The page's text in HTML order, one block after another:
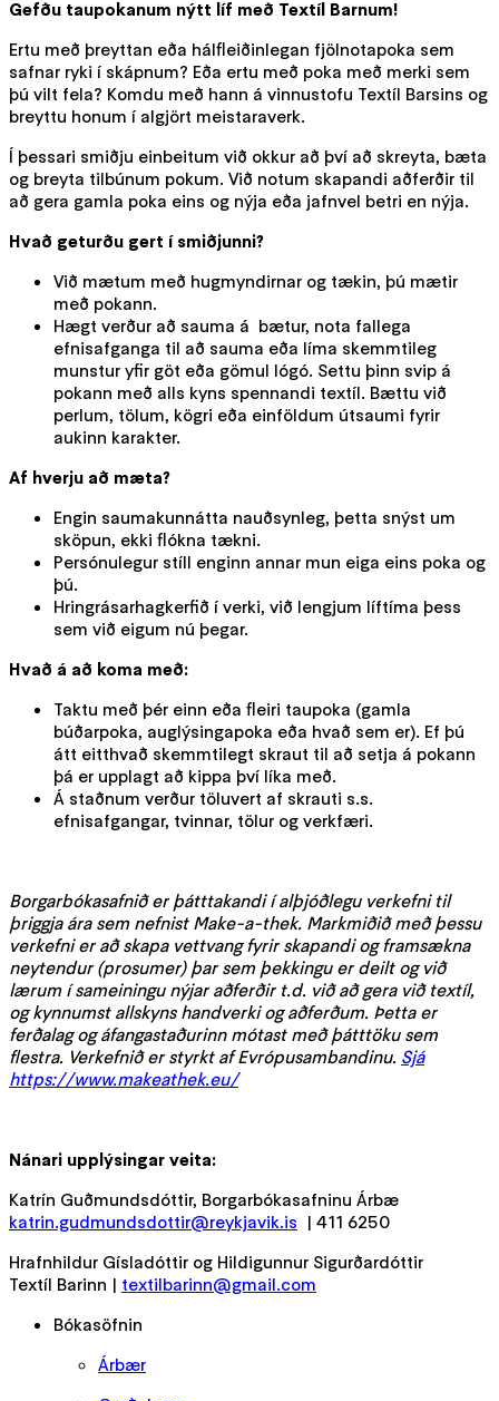
Gefðu taupokanum nýtt líf með Textíl Barnum!
Ertu með þreyttan eða hálfleiðinlegan fjölnotapoka sem
safnar ryki í skápnum? Eða ertu með poka með merki sem
þú vilt fela? Komdu með hann á vinnustofu Textíl Barsins og
breyttu honum í algjört meistaraverk.
Í þessari smiðju einbeitum við okkur að því að skreyta, bæta
og breyta tilbúnum pokum. Við notum skapandi aðferðir til
að gera gamla poka eins og nýja eða jafnvel betri en nýja.
Hvað geturðu gert í smiðjunni?
Við mætum með hugmyndirnar og tækin, þú mætir
með pokann.
Hægt verður að sauma á bætur, nota fallega
efnisafganga til að sauma eða líma skemmtileg
munstur yfir göt eða gömul lógó. Settu þinn svip á
pokann með alls kyns spennandi textíl. Bættu við
perlum, tölum, kögri eða einföldum útsaumi fyrir
aukinn karakter.
Af hverju að mæta?
Engin saumakunnátta nauðsynleg, þetta snýst um
sköpun, ekki flókna tækni.
Persónulegur stíll enginn annar mun eiga eins poka og
þú.
Hringrásarhagkerfið í verki, við lengjum líftíma þess
sem við eigum nú þegar.
Hvað á að koma með:
Taktu með þér einn eða fleiri taupoka (gamla
búðarpoka, auglýsingapoka eða hvað sem er). Ef þú
átt eitthvað skemmtilegt skraut til að setja á pokann
þá er upplagt að kippa því líka með.
Á staðnum verður töluvert af skrauti s.s.
efnisafgangar, tvinnar, tölur og verkfæri.
Borgarbókasafnið er þátttakandi í alþjóðlegu verkefni til
þriggja ára sem nefnist Make-a-thek. Markmiðið með þessu
verkefni er að skapa vettvang fyrir skapandi og framsækna
neytendur (prosumer) þar sem þekkingu er deilt og við
lærum í sameiningu nýjar aðferðir t.d. við að gera við textíl,
og kynnumst allskyns handverki og aðferðum. Þetta er
ferðalag og áfangastaðurinn mótast með þátttöku sem
flestra. Verkefnið er styrkt af Evrópusambandinu. Sjá
https://www.makeathek.eu/
Nánari upplýsingar veita:
Katrín Guðmundsdóttir, Borgarbókasafninu Árbæ
katrin.gudmundsdottir@reykjavik.is | 411 6250
Hrafnhildur Gísladóttir og Hildigunnur Sigurðardóttir
Textíl Barinn | textilbarinn@gmail.com
Bókasöfnin
Árbær